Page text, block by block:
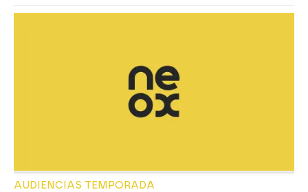
AUDIENCIAS TEMPORADA